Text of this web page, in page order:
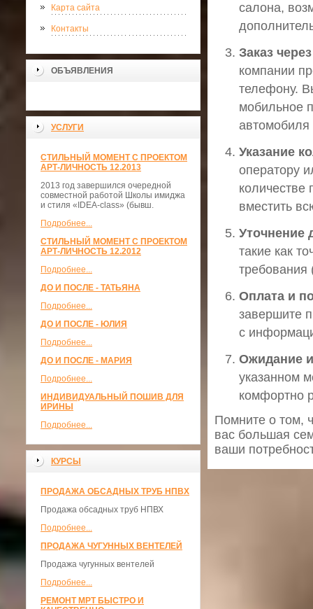
Карта сайта
Контакты
ОБЪЯВЛЕНИЯ
УСЛУГИ
СТИЛЬНЫЙ МОМЕНТ С ПРОЕКТОМ
АРТ-ЛИЧНОСТЬ 12.2013
2013 год завершился очередной
совместной работой Школы имиджа
и стиля «IDEA-class» (бывш.
Подробнее...
СТИЛЬНЫЙ МОМЕНТ С ПРОЕКТОМ
АРТ-ЛИЧНОСТЬ 12.2012
Подробнее...
ДО И ПОСЛЕ - ТАТЬЯНА
Подробнее...
ДО И ПОСЛЕ - ЮЛИЯ
Подробнее...
ДО И ПОСЛЕ - МАРИЯ
Подробнее...
ИНДИВИДУАЛЬНЫЙ ПОШИВ ДЛЯ
ИРИНЫ
Подробнее...
КУРСЫ
ПРОДАЖА ОБСАДНЫХ ТРУБ НПВХ
Продажа обсадных труб НПВХ
Подробнее...
ПРОДАЖА ЧУГУННЫХ ВЕНТЕЛЕЙ
Продажа чугунных вентелей
Подробнее...
РЕМОНТ МРТ БЫСТРО И
салона,
Заказ
компании
телефону.
мобильное
автомобиля
Указание
оператору
количестве
вместить
Уточнение
такие как
требования
Оплата и
завершите
с
Ожидание
указанном
комфортно
Помните о том,
вас большая
ваши